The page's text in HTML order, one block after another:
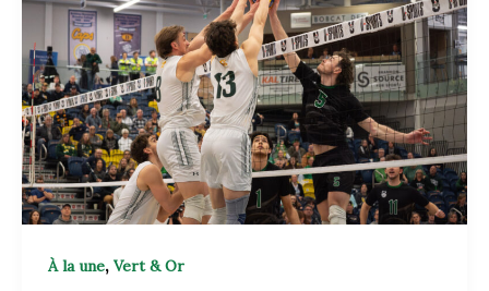
À la une, Vert & Or